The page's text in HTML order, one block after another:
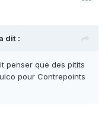
dit :
penser que des pitits
pour Contrepoints